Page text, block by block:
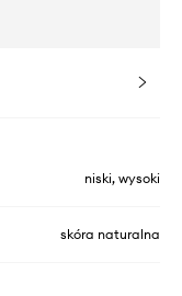
niski, wysoki
skóra naturalna